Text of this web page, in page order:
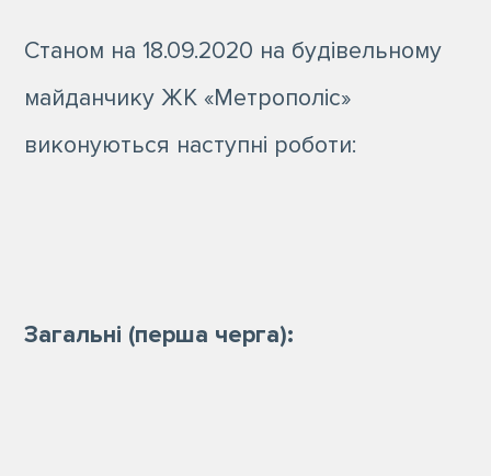
Станом на 18.09.2020 на будівельному
майданчику ЖК «Метрополіс»
виконуються наступні роботи:
Загальні (перша черга):